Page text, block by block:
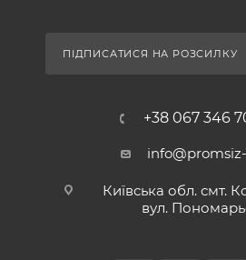
ПІДПИСАТИСЯ НА РОЗСИЛКУ
+38 067 346
Київська обл. смт.
вул.